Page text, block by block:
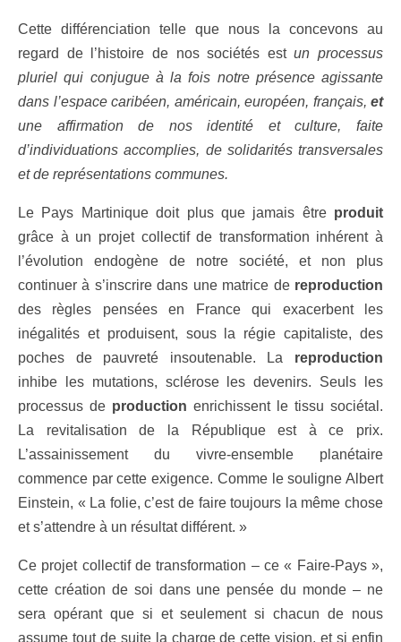
Cette différenciation telle que nous la concevons au
regard de l’histoire de nos sociétés estun processus
pluriel qui conjugue à la fois notre présence agissante
dans l’espace caribéen, américain, européen, français, et
une affirmation de nos identité et culture, faite
d’individuations accomplies, de solidarités transversales
et de représentations communes.
Le Pays Martinique doit plus que jamais être produit
grâce à un projet collectif de transformation inhérent à
l’évolution endogène de notre société, et non plus
continuer à s’inscrire dans une matrice de reproduction
des règles pensées en France qui exacerbent les
inégalités et produisent, sous la régie capitaliste, des
poches de pauvreté insoutenable. La reproduction
inhibe les mutations, sclérose les devenirs. Seuls les
processus de production enrichissent le tissu sociétal.
La revitalisation de la République est à ce prix.
L’assainissement du vivre-ensemble planétaire
commence par cette exigence. Comme le souligne Albert
Einstein, « La folie, c’est de faire toujours la même chose
et s’attendre à un résultat différent. »
Ce projet collectif de transformation – ce « Faire-Pays »,
cette création de soi dans une pensée du monde – ne
sera opérant que si et seulement si chacun de nous
assume tout de suite la charge de cette vision, et si enfin